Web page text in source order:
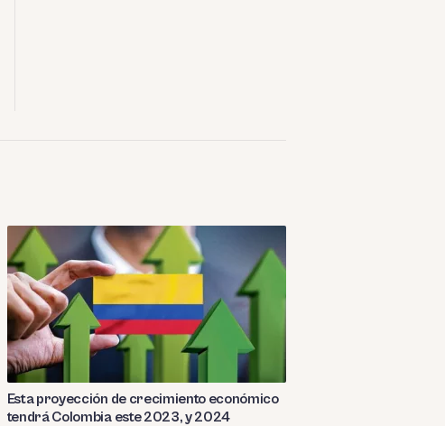
Esta proyección de crecimiento económico
tendrá Colombia este 2023, y 2024